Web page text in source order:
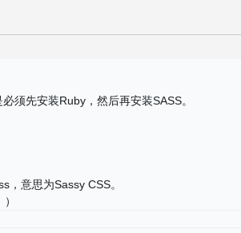
须先安装Ruby，然后再安装SASS。
意思为Sassy CSS。